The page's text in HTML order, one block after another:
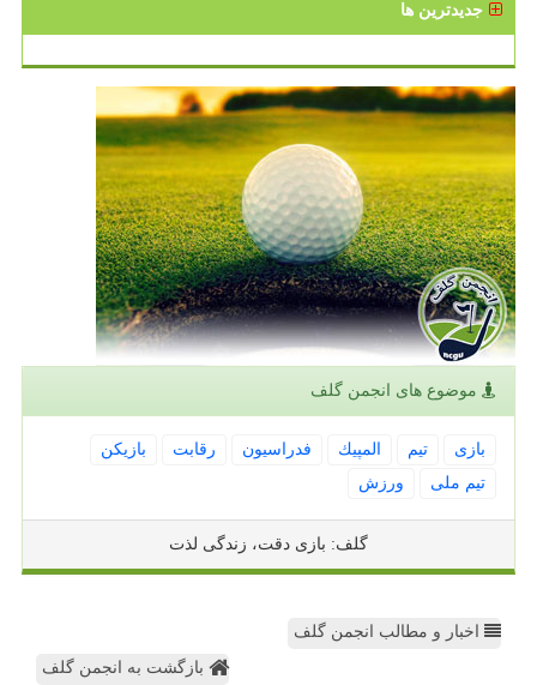
جدیدترین ها
موضوع های انجمن گلف
بازی تیم المپیك فدراسیون رقابت
بازیكن
تیم ملی
ورزش
گلف: بازی دقت، زندگی لذت
اخبار و مطالب انجمن گلف
بازگشت به انجمن گلف